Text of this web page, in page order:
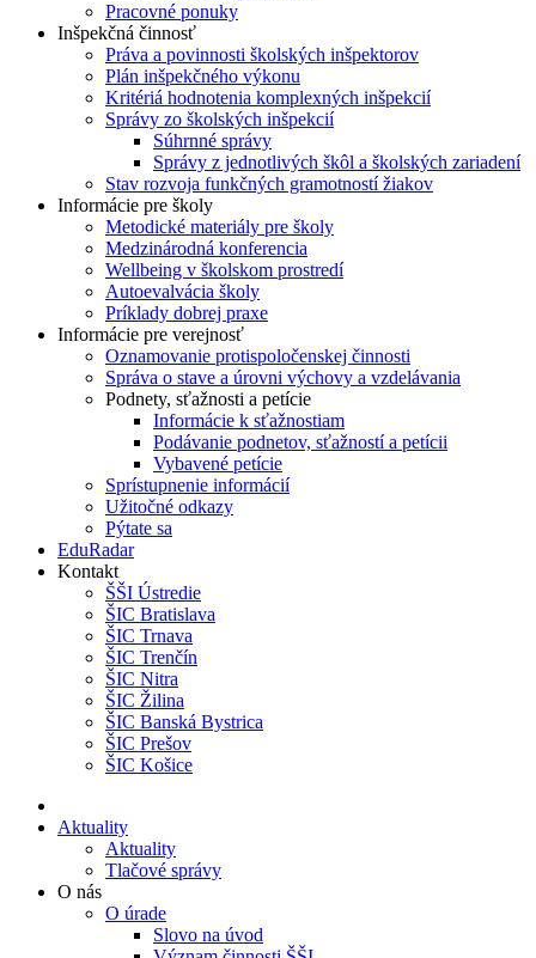
Pracovné ponuky
Inšpekčná činnosť
Práva a povinnosti školských inšpektorov
Plán inšpekčného výkonu
Kritériá hodnotenia komplexných inšpekcií
Správy zo školských inšpekcií
Súhrnné správy
Správy z jednotlivých škôl a školských zariadení
Stav rozvoja funkčných gramotností žiakov
Informácie pre školy
Metodické materiály pre školy
Medzinárodná konferencia
Wellbeing v školskom prostredí
Autoevalvácia školy
Príklady dobrej praxe
Informácie pre verejnosť
Oznamovanie protispoločenskej činnosti
Správa o stave a úrovni výchovy a vzdelávania
Podnety, sťažnosti a petície
Informácie k sťažnostiam
Podávanie podnetov, sťažností a petícii
Vybavené petície
Sprístupnenie informácií
Užitočné odkazy
Pýtate sa
EduRadar
Kontakt
ŠŠI Ústredie
ŠIC Bratislava
ŠIC Trnava
ŠIC Trenčín
ŠIC Nitra
ŠIC Žilina
ŠIC Banská Bystrica
ŠIC Prešov
ŠIC Košice
Aktuality
Aktuality
Tlačové správy
O nás
O úrade
Slovo na úvod